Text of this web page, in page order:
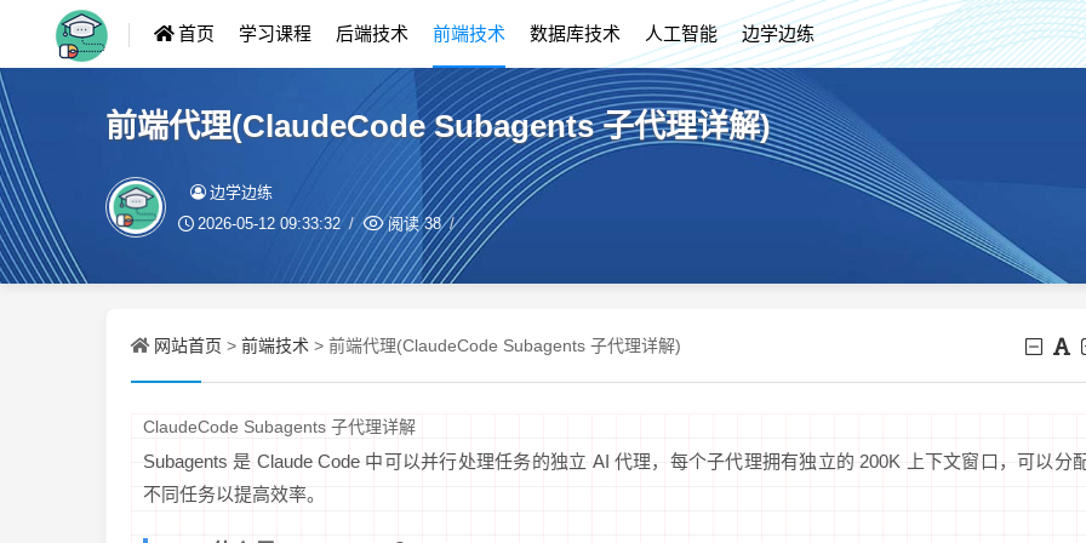
首页 学习课程 后端技术 前端技术 数据库技术 人工智能 边学边练
前端代理(ClaudeCode Subagents 子代理详解)
边学边练
2026-05-12 09:33:32 阅读38
网站首页 > 前端技术 > 前端代理(ClaudeCode Subagents 子代理详解)
ClaudeCode Subagents 子代理详解
Subagents 是 Claude Code 中可以并行处理任务的独立 AI 代理，每个子代理拥有独立的 200K 上下文窗口，可以分
不同任务以提高效率。